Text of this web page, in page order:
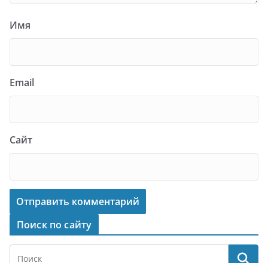
Имя
Email
Сайт
Поиск по сайту